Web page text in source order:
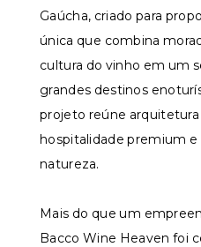
Gaúcha, criado para
única que combina
cultura do vinho em um
grandes destinos
projeto reúne
hospitalidade premium
natureza.
Mais do que um
Bacco Wine Heaven foi